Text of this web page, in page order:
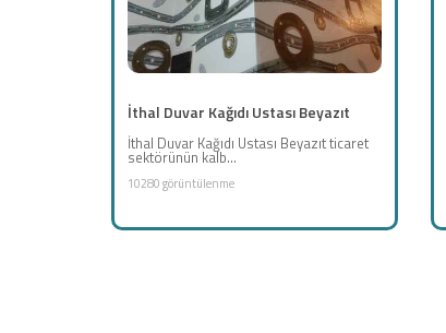
İthal Duvar Kağıdı Ustası Beyazıt
İthal Duvar Kağıdı Ustası Beyazıt ticaret
sektörünün kalb...
10280 görüntülenme